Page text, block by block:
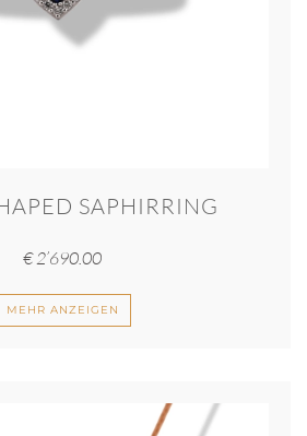
SAPHIRRING
€2’690.00
MEHR ANZEIGEN